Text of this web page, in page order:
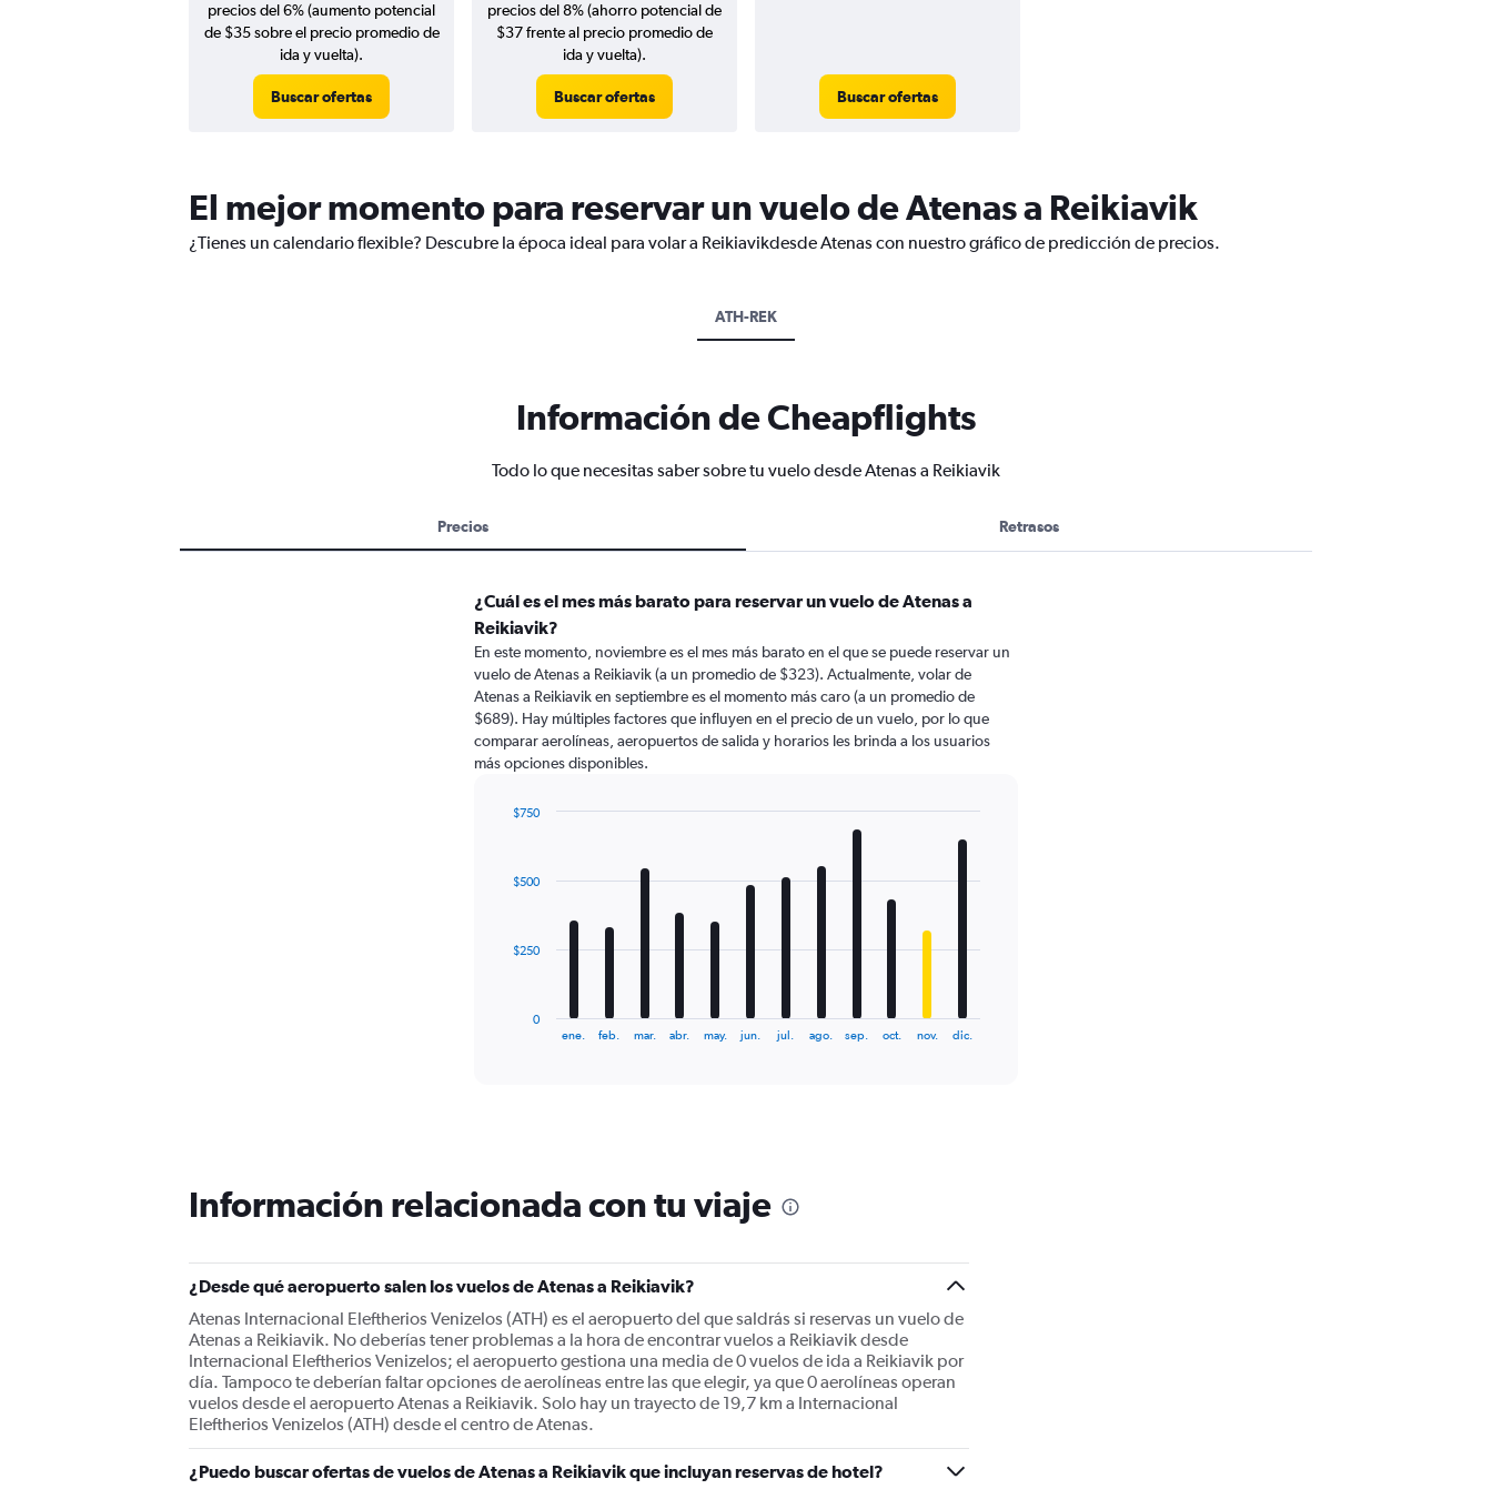
precios del 6% (aumento potencial
de $35 sobre el precio promedio de
ida y vuelta).
Buscar ofertas
precios del 8% (ahorro potencial de
$37 frente al precio promedio de
ida y vuelta).
Buscar ofertas Buscar ofertas
El mejor momento para reservar un vuelo de Atenas a Reikiavik
¿Tienes un calendario flexible? Descubre la época ideal para volar a Reikiavikdesde Atenas con nuestro gráfico de predicción de precios.
ATH-REK
Información de Cheapflights
Todo lo que necesitas saber sobre tu vuelo desde Atenas a Reikiavik
Precios Retrasos
¿Cuál es el mes más barato para reservar un vuelo de Atenas a
Reikiavik?
En este momento, noviembre es el mes más barato en el que se puede reservar un
vuelo de Atenas a Reikiavik (a un promedio de $323). Actualmente, volar de
Atenas a Reikiavik en septiembre es el momento más caro (a un promedio de
$689). Hay múltiples factores que influyen en el precio de un vuelo, por lo que
comparar aerolíneas, aeropuertos de salida y horarios les brinda a los usuarios
más opciones disponibles.
12
The
chart
has
Y
axis
displaying
values.
Range:
0
to
750.
ene. feb. mar. abr. may. jun. jul. ago. sep. oct. nov. dic.
0
$250
$500
$750
Información relacionada con tu viaje
¿Desde qué aeropuerto salen los vuelos de Atenas a Reikiavik?
Atenas Internacional Eleftherios Venizelos (ATH) es el aeropuerto del que saldrás si reservas un vuelo de
Atenas a Reikiavik. No deberías tener problemas a la hora de encontrar vuelos a Reikiavik desde
Internacional Eleftherios Venizelos; el aeropuerto gestiona una media de 0 vuelos de ida a Reikiavik por
día. Tampoco te deberían faltar opciones de aerolíneas entre las que elegir, ya que 0 aerolíneas operan
vuelos desde el aeropuerto Atenas a Reikiavik. Solo hay un trayecto de 19,7 km a Internacional
Eleftherios Venizelos (ATH) desde el centro de Atenas.
¿Puedo buscar ofertas de vuelos de Atenas a Reikiavik que incluyan reservas de hotel?